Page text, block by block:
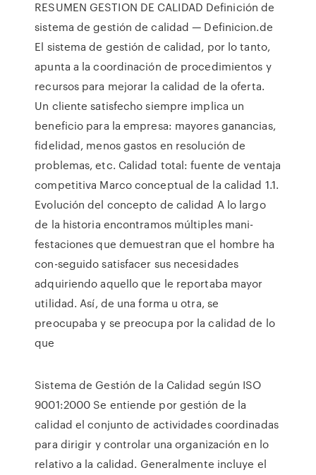
RESUMEN GESTION DE CALIDAD Definición de
sistema de gestión de calidad — Definicion.de
El sistema de gestión de calidad, por lo tanto,
apunta a la coordinación de procedimientos y
recursos para mejorar la calidad de la oferta.
Un cliente satisfecho siempre implica un
beneficio para la empresa: mayores ganancias,
fidelidad, menos gastos en resolución de
problemas, etc. Calidad total: fuente de ventaja
competitiva Marco conceptual de la calidad 1.1.
Evolución del concepto de calidad A lo largo
de la historia encontramos múltiples mani-
festaciones que demuestran que el hombre ha
con-seguido satisfacer sus necesidades
adquiriendo aquello que le reportaba mayor
utilidad. Así, de una forma u otra, se
preocupaba y se preocupa por la calidad de lo
que
Sistema de Gestión de la Calidad según ISO
9001:2000 Se entiende por gestión de la
calidad el conjunto de actividades coordinadas
para dirigir y controlar una organización en lo
relativo a la calidad. Generalmente incluye el